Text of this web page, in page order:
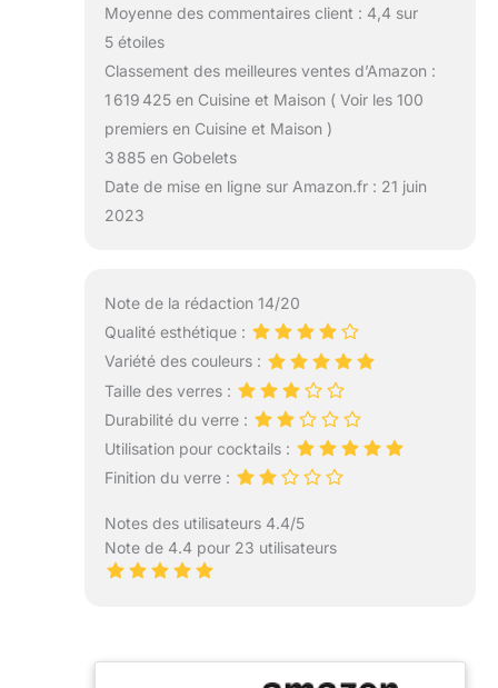
Moyenne des commentaires client : 4,4 sur
5 étoiles
Classement des meilleures ventes d’Amazon :
1 619 425 en Cuisine et Maison ( Voir les 100
premiers en Cuisine et Maison )
3 885 en Gobelets
Date de mise en ligne sur Amazon.fr : 21 juin
2023
Note de la rédaction 14/20
Qualité esthétique :
Variété des couleurs :
Taille des verres :
Durabilité du verre :
Utilisation pour cocktails :
Finition du verre :
Notes des utilisateurs 4.4/5
Note de 4.4 pour 23 utilisateurs